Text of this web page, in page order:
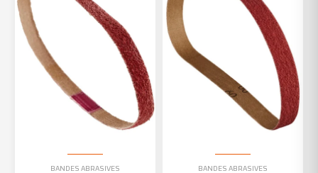
BANDES ABRASIVES BANDES ABRASIVES